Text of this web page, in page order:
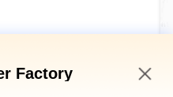
Factory